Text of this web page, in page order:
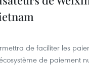
de faciliter les
de paiement